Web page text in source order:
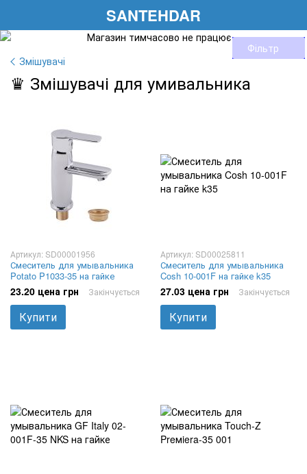
SANTEHDAR
Змішувачі
Фільтр
♛ Змішувачі для умивальника
Артикул: SD00001956
Смеситель для умывальника
Potato P1033-35 на гайке
23.20 цена грн Закінчується
Купити
Артикул: SD00025811
Смеситель для умывальника
Cosh 10-001F на гайке k35
27.03 цена грн Закінчується
Купити